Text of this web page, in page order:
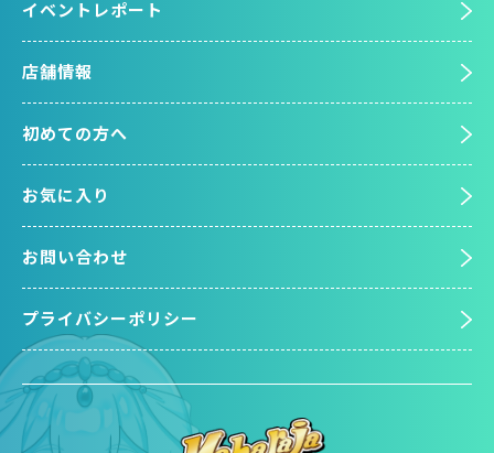
イベントレポート
店舗情報
初めての方へ
お気に入り
お問い合わせ
プライバシーポリシー